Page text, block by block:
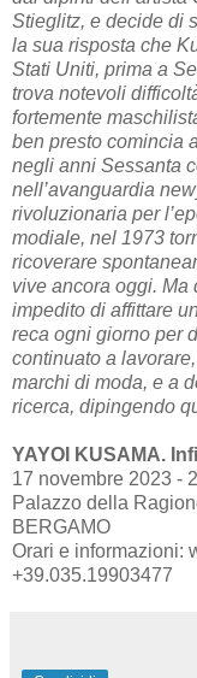
Stieglitz, e decide di
la sua risposta che
Stati Uniti, prima a
trova notevoli
fortemente
ben presto comincia
negli anni Sessanta
nell’avanguardia
rivoluzionaria per
modiale, nel 1973
ricoverare
vive ancora oggi. Ma
impedito di affittare
reca ogni giorno per
continuato a
marchi di moda, e a
ricerca, dipingendo
YAYOI KUSAMA.
17 novembre 2023 -
Palazzo della
BERGAMO
Orari e informazioni:
+39.035.19903477